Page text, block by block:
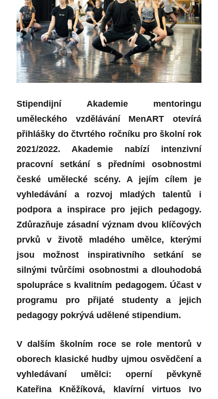
Stipendijní Akademie mentoringu
uměleckého vzdělávání MenART otevírá
přihlášky do čtvrtého ročníku pro školní rok
2021/2022. Akademie nabízí intenzivní
pracovní setkání s předními osobnostmi
české umělecké scény. A jejím cílem je
vyhledávání a rozvoj mladých talentů i
podpora a inspirace pro jejich pedagogy.
Zdůrazňuje zásadní význam dvou klíčových
prvků v životě mladého umělce, kterými
jsou možnost inspirativního setkání se
silnými tvůrčími osobnostmi a dlouhodobá
spolupráce s kvalitním pedagogem. Účast v
programu pro přijaté studenty a jejich
pedagogy pokrývá udělené stipendium.
V dalším školním roce se role mentorů v
oborech klasické hudby ujmou osvědčení a
vyhledávaní umělci: operní pěvkyně
Kateřina Kněžíková, klavírní virtuos Ivo